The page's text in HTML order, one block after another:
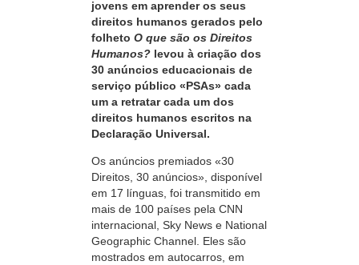
jovens em aprender os seus
direitos humanos gerados pelo
folheto O que são os Direitos
Humanos? levou à criação dos
30 anúncios educacionais de
serviço público «PSAs» cada
um a retratar cada um dos
direitos humanos escritos na
Declaração Universal.
Os anúncios premiados «30
Direitos, 30 anúncios», disponível
em 17 línguas, foi transmitido em
mais de 100 países pela CNN
internacional, Sky News e National
Geographic Channel. Eles são
mostrados em autocarros, em